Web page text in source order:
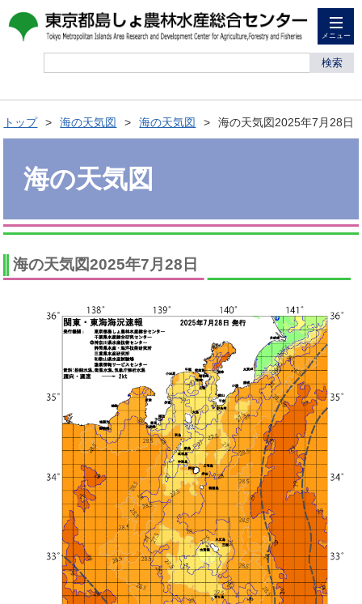
メニュー
検索
トップ 海の天気図 海の天気図 海の天気図2025年7月28日
海の天気図
海の天気図2025年7月28日